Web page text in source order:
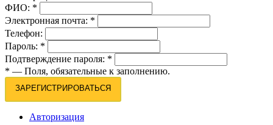
ФИО: *
Электронная почта: *
Телефон:
Пароль: *
Подтверждение пароля: *
* — Поля, обязательные к заполнению.
ЗАРЕГИСТРИРОВАТЬСЯ
Авторизация